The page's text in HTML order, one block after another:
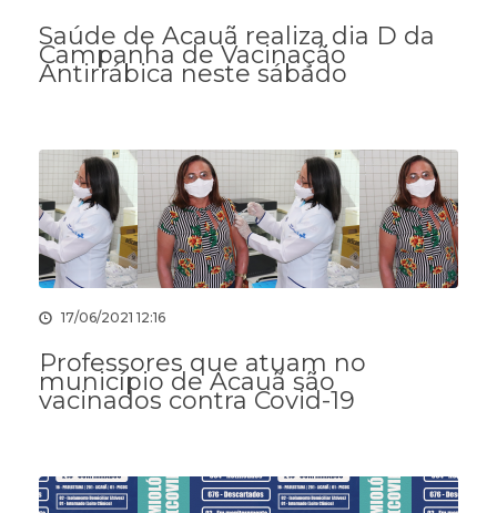
Saúde de Acauã realiza dia D da
Campanha de Vacinação
Antirrábica neste sábado
17/06/2021 12:16
Professores que atuam no
município de Acauã são
vacinados contra Covid-19